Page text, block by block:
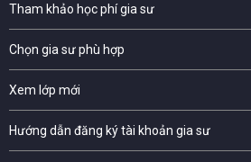
Tham khảo học phí gia sư
Chọn gia sư phù hợp
Xem lớp mới
Hướng dẫn đăng ký tài khoản gia sư